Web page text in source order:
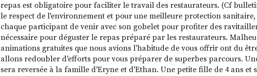
repas est obligatoire pour faciliter le travail des restaurateurs. (Cf
le respect de l'environnement et pour une meilleure protection
chaque participant de venir avec son gobelet pour profiter des
nécessaire pour déguster le repas préparé par les restaurateurs.
animations gratuites que nous avions l'habitude de vous offrir ont du
allons redoubler d'efforts pour vous préparer de superbes parcours.
sera reversée à la famille d'Eryne et d'Ethan. Une petite fille de 4 ans et